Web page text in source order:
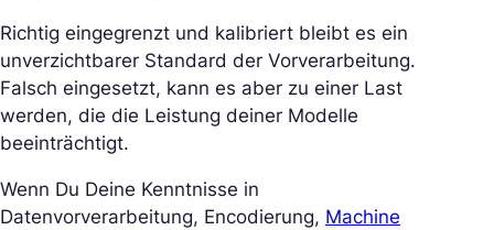
Richtig eingegrenzt und kalibriert bleibt es ein
unverzichtbarer Standard der Vorverarbeitung.
Falsch eingesetzt, kann es aber zu einer Last
werden, die die Leistung deiner Modelle
beeinträchtigt.
Wenn Du Deine Kenntnisse in
Datenvorverarbeitung, Encodierung, Machine